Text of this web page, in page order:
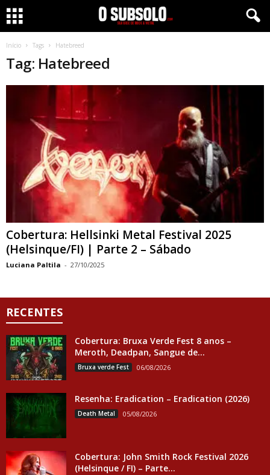
Início Tags Hatebreed
Tag: Hatebreed
Cobertura: Hellsinki Metal Festival 2025
(Helsinque/FI) | Parte 2 – Sábado
Luciana Paltila - 27/10/2025
RECENTES
Cobertura: Bruxa Verde Fest 8 anos –
Meroth, Deadpan, Sangue de...
Bruxa verde Fest 06/08/2026
Resenha: Eradication – Eradication (2026)
Death Metal 05/08/2026
Cobertura: John Smith Rock Festival 2026
(Helsinque / FI) – Parte...